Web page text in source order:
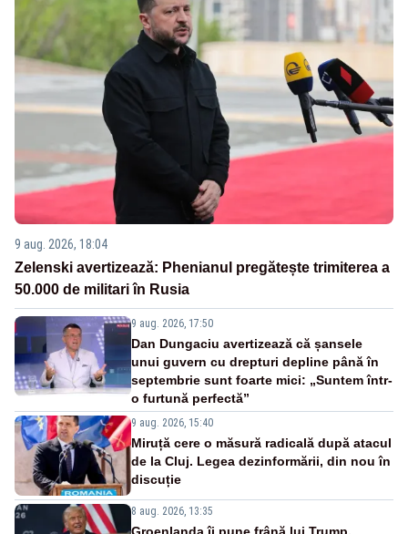
9 aug. 2026, 18:04
Zelenski avertizează: Phenianul pregătește trimiterea a
50.000 de militari în Rusia
9 aug. 2026, 17:50
Dan Dungaciu avertizează că șansele
unui guvern cu drepturi depline până în
septembrie sunt foarte mici: „Suntem într-
o furtună perfectă”
9 aug. 2026, 15:40
Miruță cere o măsură radicală după atacul
de la Cluj. Legea dezinformării, din nou în
discuție
8 aug. 2026, 13:35